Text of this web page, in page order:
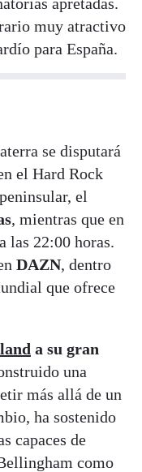
muy atractivo
para España.
se disputará
el Hard Rock
el
, mientras que en
las 22:00 horas.
DAZN, dentro
que ofrece
a su gran
una
más allá de un
ha sostenido
capaces de
como